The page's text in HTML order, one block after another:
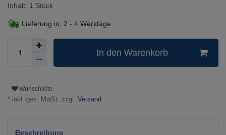
Inhalt: 1 Stück
Lieferung in: 2 - 4 Werktage
In den Warenkorb
Wunschliste
* inkl. ges. MwSt. zzgl. Versand
Beschreibung